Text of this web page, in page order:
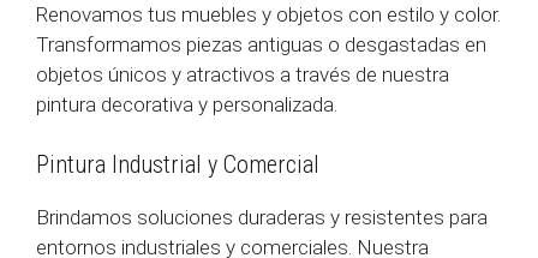
Renovamos tus muebles y objetos con estilo y color.
Transformamos piezas antiguas o desgastadas en
objetos únicos y atractivos a través de nuestra
pintura decorativa y personalizada.
Pintura Industrial y Comercial
Brindamos soluciones duraderas y resistentes para
entornos industriales y comerciales. Nuestra